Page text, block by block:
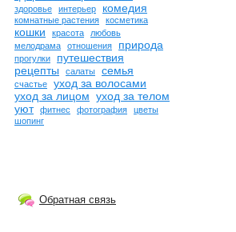
здоровье интерьер комедия
комнатные растения косметика
кошки красота
любовь
мелодрама
отношения природа
прогулки
путешествия
рецепты
салаты семья
счастье
уход за волосами
уход за лицом уход за телом
уют
фитнес фотография
цветы
шопинг
Обратная связь